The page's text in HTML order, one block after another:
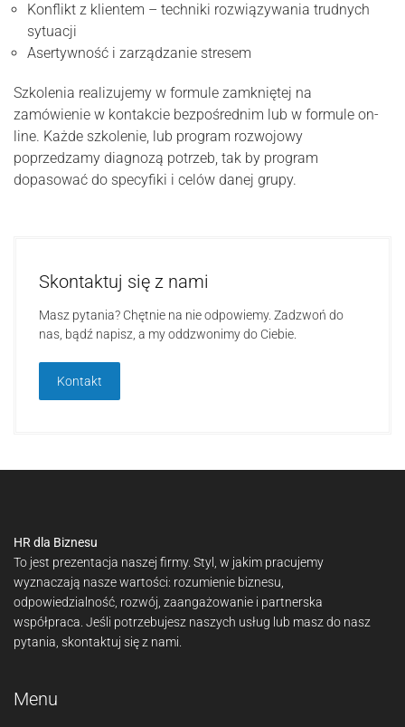
Konflikt z klientem – techniki rozwiązywania trudnych
sytuacji
Asertywność i zarządzanie stresem
Szkolenia realizujemy w formule zamkniętej na
zamówienie w kontakcie bezpośrednim lub w formule on-
line. Każde szkolenie, lub program rozwojowy
poprzedzamy diagnozą potrzeb, tak by program
dopasować do specyfiki i celów danej grupy.
Skontaktuj się z nami
Masz pytania? Chętnie na nie odpowiemy. Zadzwoń do
nas, bądź napisz, a my oddzwonimy do Ciebie.
Kontakt
HR dla Biznesu
To jest prezentacja naszej firmy. Styl, w jakim pracujemy
wyznaczają nasze wartości: rozumienie biznesu,
odpowiedzialność, rozwój, zaangażowanie i partnerska
współpraca. Jeśli potrzebujesz naszych usług lub masz do nasz
pytania, skontaktuj się z nami.
Menu